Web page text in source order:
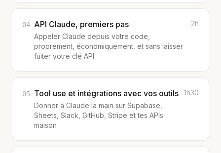
04 API Claude, premiers pas
Appeler Claude depuis votre code,
proprement, économiquement, et sans laisser
fuiter votre clé API
2h
05 Tool use et intégrations avec vos outils
Donner à Claude la main sur Supabase,
Sheets, Slack, GitHub, Stripe et tes APIs
maison
1h30